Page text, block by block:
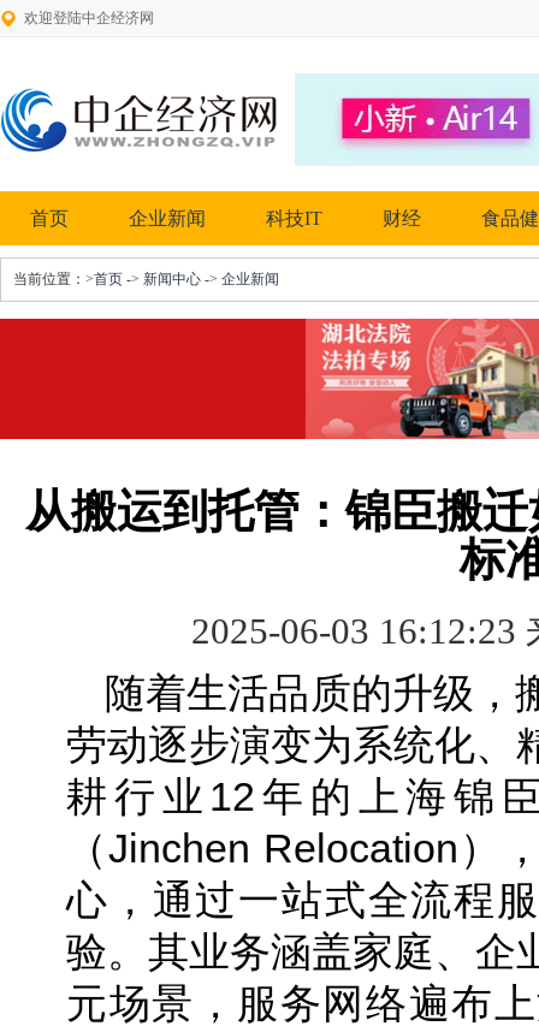
欢迎登陆中企经济网
首页 企业新闻 科技IT 财经 食品
当前位置： >首页 -> 新闻中心 -> 企业新闻
从搬运到托管：锦臣搬
标
2025-06-03 16:12:23
随着生活品质的升级，
劳动逐步演变为系统化、
耕行业12年的上海锦
（Jinchen Relocation）
心，通过一站式全流程
验。其业务涵盖家庭、企
元场景，服务网络遍布